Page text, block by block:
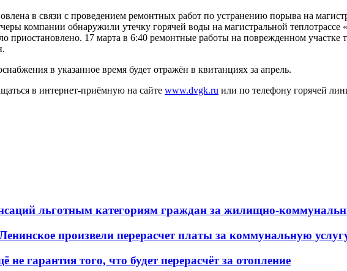
в связи с проведением ремонтных работ по устранению порыва на
компании обнаружили утечку горячей воды на магистральной теплотрассе
приостановлено. 17 марта в 6:40 ремонтные работы на поврежденном
в указанное время будет отражён в квитанциях за апрель.
в интернет-приёмную на сайте www.dvgk.ru или по телефону горячей
льготным категориям граждан за жилищно-
произвели перерасчет платы за коммунальную
гарантия того, что будет перерасчёт за отопление